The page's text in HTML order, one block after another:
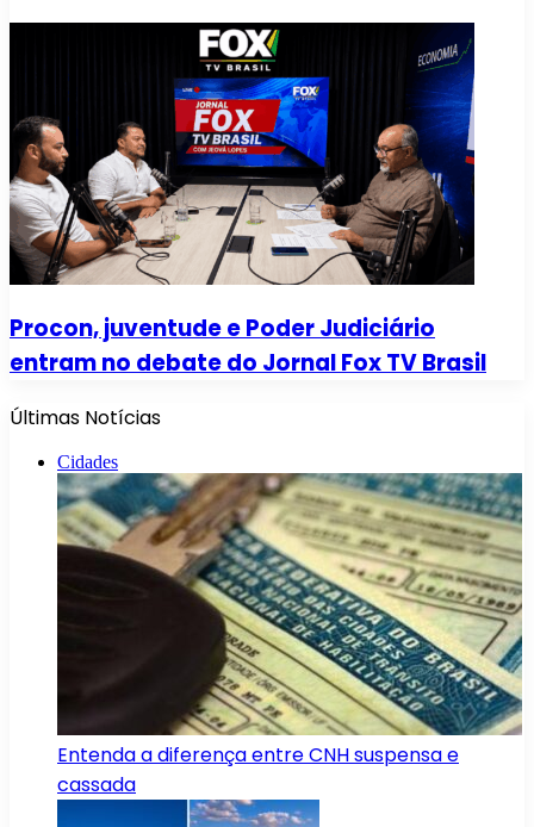
Procon, juventude e Poder Judiciário
entram no debate do Jornal Fox TV Brasil
Últimas Notícias
Cidades
Entenda a diferença entre CNH suspensa e
cassada